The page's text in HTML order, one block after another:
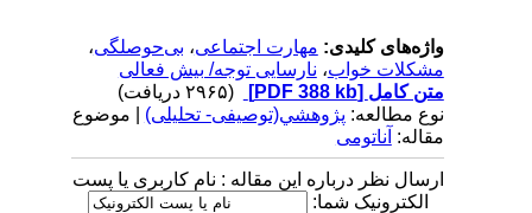
واژه‌های کلیدی:مهارت اجتماعی،بی‌حوصلگی،
مشکلات خواب،نارسایی توجه/ بیش فعالی
متن کامل[PDF 388 kb]
(۲۹۶۵ دریافت)
نوع مطالعه:پژوهشي(توصیفی- تحلیلی)| موضوع
مقاله:آناتومی
ارسال نظر درباره این مقاله : نام کاربری یا پست
الکترونیک شما: